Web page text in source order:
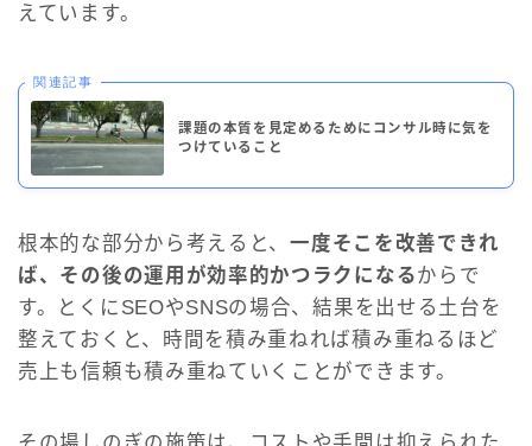
えています。
関連記事
課題の本質を見定めるためにコンサル時に気を
つけていること
根本的な部分から考えると、一度そこを改善できれ
ば、その後の運用が効率的かつラクになるからで
す。とくにSEOやSNSの場合、結果を出せる土台を
整えておくと、時間を積み重ねれば積み重ねるほど
売上も信頼も積み重ねていくことができます。